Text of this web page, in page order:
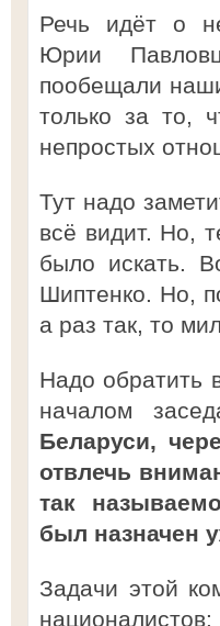
Речь идёт о
Юрии
пообещали
только за то,
непростых
Тут надо
всё видит. Но,
было искать.
Шиптенко. Но,
а раз так, то
Надо обратить
началом
Беларуси,
отвлечь
так
был назначен
Задачи этой
националистов: